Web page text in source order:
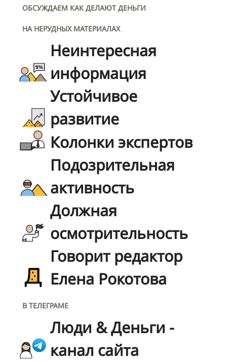
ОБСУЖДАЕМ КАК ДЕЛАЮТ ДЕНЬГИ
НА НЕРУДНЫХ МАТЕРИАЛАХ
Неинтересная
информация
Устойчивое
развитие
Колонки экспертов
Подозрительная
активность
Должная
осмотрительность
Говорит редактор
Елена Рокотова
В ТЕЛЕГРАМЕ
Люди & Деньги -
канал сайта